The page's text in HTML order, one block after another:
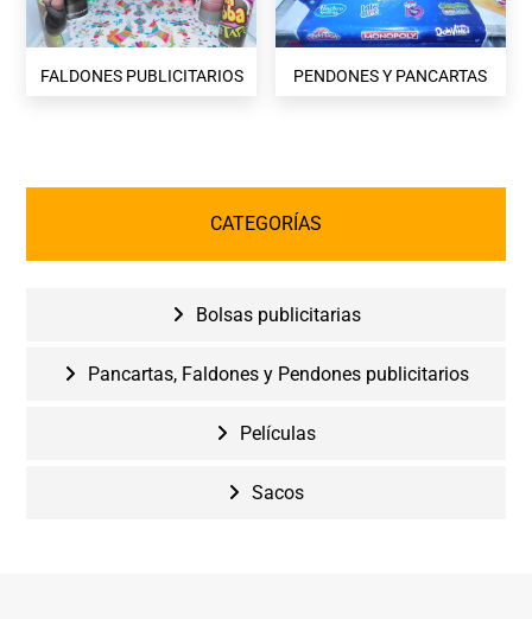
FALDONES PUBLICITARIOS PENDONES Y PANCARTAS
CATEGORÍAS
Bolsas publicitarias
Pancartas, Faldones y Pendones publicitarios
Películas
Sacos